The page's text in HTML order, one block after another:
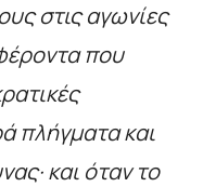
στις αγωνίες
που
πλήγματα και
και όταν το